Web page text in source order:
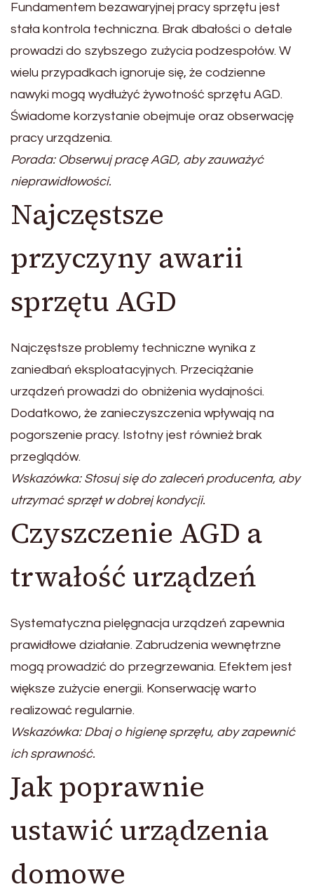
Fundamentem bezawaryjnej pracy sprzętu jest
stała kontrola techniczna. Brak dbałości o detale
prowadzi do szybszego zużycia podzespołów. W
wielu przypadkach ignoruje się, że codzienne
nawyki mogą wydłużyć żywotność sprzętu AGD.
Świadome korzystanie obejmuje oraz obserwację
pracy urządzenia.
Porada: Obserwuj pracę AGD, aby zauważyć
nieprawidłowości.
Najczęstsze
przyczyny awarii
sprzętu AGD
Najczęstsze problemy techniczne wynika z
zaniedbań eksploatacyjnych. Przeciążanie
urządzeń prowadzi do obniżenia wydajności.
Dodatkowo, że zanieczyszczenia wpływają na
pogorszenie pracy. Istotny jest również brak
przeglądów.
Wskazówka: Stosuj się do zaleceń producenta, aby
utrzymać sprzęt w dobrej kondycji.
Czyszczenie AGD a
trwałość urządzeń
Systematyczna pielęgnacja urządzeń zapewnia
prawidłowe działanie. Zabrudzenia wewnętrzne
mogą prowadzić do przegrzewania. Efektem jest
większe zużycie energii. Konserwację warto
realizować regularnie.
Wskazówka: Dbaj o higienę sprzętu, aby zapewnić
ich sprawność.
Jak poprawnie
ustawić urządzenia
domowe